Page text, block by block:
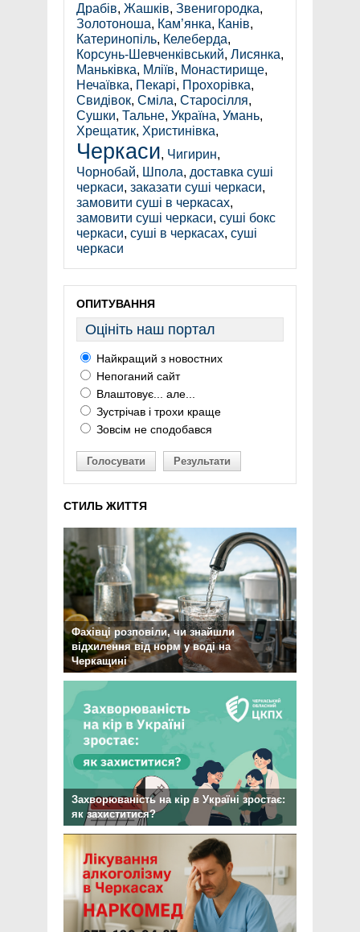
Драбів, Жашків, Звенигородка,
Золотоноша, Кам’янка, Канів,
Катеринопіль, Келеберда,
Корсунь-Шевченківський, Лисянка,
Маньківка, Мліїв, Монастирище,
Нечаївка, Пекарі, Прохорівка,
Свидівок, Сміла, Старосілля,
Сушки, Тальне, Україна, Умань,
Хрещатик, Христинівка,
Черкаси, Чигирин,
Чорнобай, Шпола, доставка суші
черкаси, заказати суші черкаси,
замовити суші в черкасах,
замовити суші черкаси, суші бокс
черкаси, суші в черкасах, суші
черкаси
ОПИТУВАННЯ
Оцініть наш портал
Найкращий з новостних
Непоганий сайт
Влаштовує... але...
Зустрічав і трохи краще
Зовсім не сподобався
Голосувати Результати
СТИЛЬ ЖИТТЯ
Фахівці розповіли, чи знайшли
відхилення від норм у воді на
Черкащині
Захворюваність на кір в Україні зростає:
як захиститися?